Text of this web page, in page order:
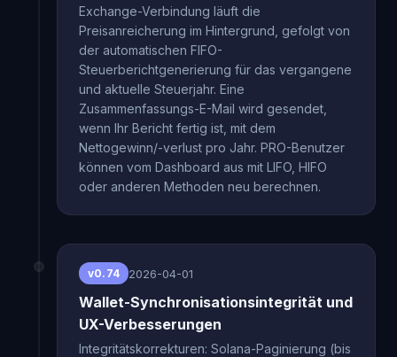
Exchange-Verbindung läuft die
Preisanreicherung im Hintergrund, gefolgt von
der automatischen FIFO-
Steuerberichtgenerierung für das vergangene
und aktuelle Steuerjahr. Eine
Zusammenfassungs-E-Mail wird gesendet,
wenn Ihr Bericht fertig ist, mit dem
Nettogewinn/-verlust pro Jahr. PRO-Benutzer
können vom Dashboard aus mit LIFO, HIFO
oder anderen Methoden neu berechnen.
v0.74 2026-04-01
Wallet-Synchronisationsintegrität und
UX-Verbesserungen
Integritätskorrekturen: Solana-Paginierung (bis